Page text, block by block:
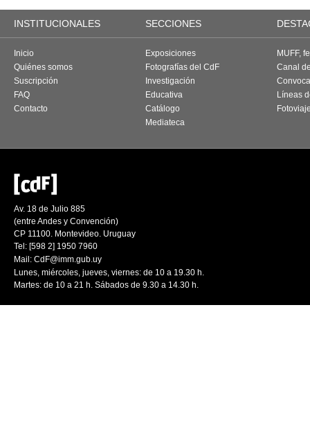
INSTITUCIONALES SECCIONES
Inicio
Quiénes somos
Suscripción
FAQ
Contacto
Exposiciones
Fotografías del CdF
Investigación
Educativa
Catálogo
Mediateca
MUFF,
Canal
Líneas
Av. 18 de Julio 885
(entre Andes y Convención)
CP 11100. Montevideo. Uruguay
Tel: [598 2] 1950 7960
Mail: CdF@imm.gub.uy
Lunes, miércoles, jueves, viernes: de 10 a 19.30 h.
Martes: de 10 a 21 h. Sábados de 9.30 a 14.30 h.